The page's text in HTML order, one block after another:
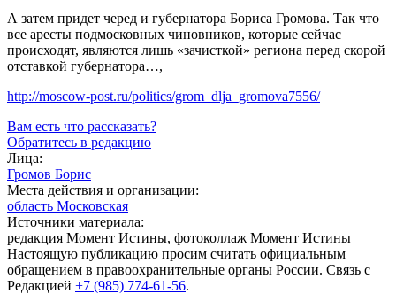
А затем придет черед и губернатора Бориса Громова. Так что
все аресты подмосковных чиновников, которые сейчас
происходят, являются лишь «зачисткой» региона перед скорой
отставкой губернатора…,
http://moscow-post.ru/politics/grom_dlja_gromova7556/
Вам есть что рассказать?
Обратитесь в редакцию
Лица:
Громов Борис
Места действия и организации:
область Московская
Источники материала:
редакция Момент Истины, фотоколлаж Момент Истины
Настоящую публикацию просим считать официальным
обращением в правоохранительные органы России. Связь с
Редакцией +7 (985) 774-61-56.